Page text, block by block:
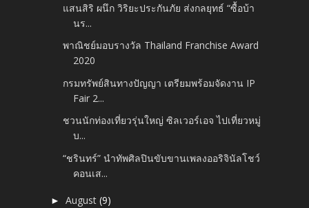
แสนสิริ ผนึก วิริยะประกันภัย ส่งกลยุทธ์ “ซื้อบ้า
นร...
พาณิชย์มอบรางวัล Thailand Franchise Award
2020
กรมทรัพย์สินทางปัญญา เตรียมพร้อมจัดงาน IP
Fair 2...
ชวนนักท่องเที่ยวรุ่นใหญ่ ซิลเวอร์เอจ ไปเที่ยวหมู่
บ...
“ชรินทร์”​ นำทัพศิลปินขับขานเพลงออริจินัลโชว์
คอนเส...
►August(9)